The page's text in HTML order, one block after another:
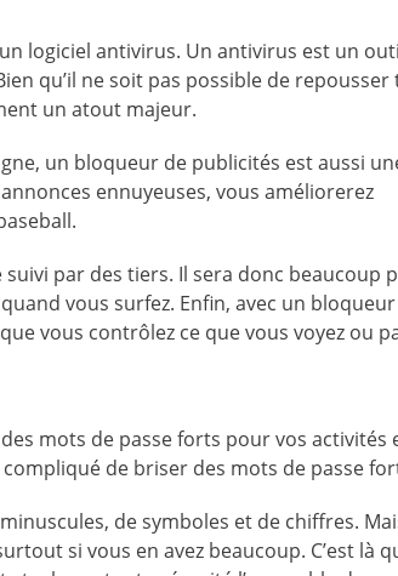
logiciel antivirus. Un antivirus est un
qu’il ne soit pas possible de repousser
un atout majeur.
un bloqueur de publicités est aussi
ennuyeuses, vous améliorerez
par des tiers. Il sera donc beaucoup
vous surfez. Enfin, avec un
vous contrôlez ce que vous voyez ou
mots de passe forts pour vos activités
de briser des mots de passe
de symboles et de chiffres.
si vous en avez beaucoup. C’est là